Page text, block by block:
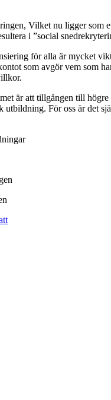
Vilket nu ligger som
i ”social
för alla är mycket
som avgör vem som
är att tillgången till
För oss är det
: